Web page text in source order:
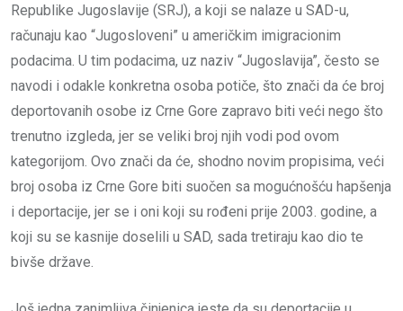
Republike Jugoslavije (SRJ), a koji se nalaze u SAD-u,
računaju kao “Jugosloveni” u američkim imigracionim
podacima. U tim podacima, uz naziv “Jugoslavija”, često se
navodi i odakle konkretna osoba potiče, što znači da će broj
deportovanih osobe iz Crne Gore zapravo biti veći nego što
trenutno izgleda, jer se veliki broj njih vodi pod ovom
kategorijom. Ovo znači da će, shodno novim propisima, veći
broj osoba iz Crne Gore biti suočen sa mogućnošću hapšenja
i deportacije, jer se i oni koji su rođeni prije 2003. godine, a
koji su se kasnije doselili u SAD, sada tretiraju kao dio te
bivše države.